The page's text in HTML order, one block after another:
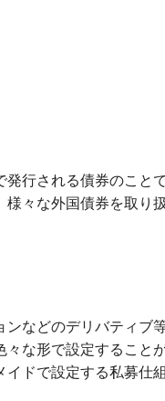
行される債券のこと
々な外国債券を取り
などのデリバティブ
な形で設定すること
ドで設定する私募仕